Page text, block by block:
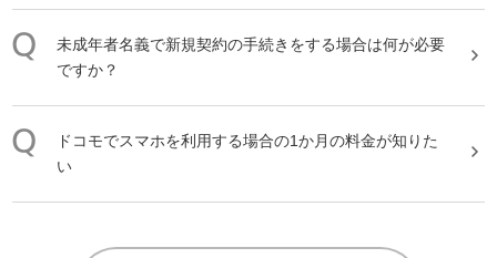
未成年者名義で新規契約の手続きをする場合は何が必要
ですか？
ドコモでスマホを利用する場合の1か月の料金が知りた
い